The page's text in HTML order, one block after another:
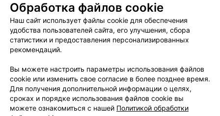
Вакансии
Публичный договор
Способы оплаты
Публичный договор по использованию сервиса
«Афиша»
Пользовательское соглашение
Связаться по вопросам сотрудничества
Написать руководителю relax.by
Персональные настройки cookie
Обработка персональных данных
Обработка файлов cookie
Наш сайт использует файлы cookie для обеспечения
удобства пользователей сайта, его улучшения, сбора
статистики и предоставления персонализированных
рекомендаций.
Вы можете настроить параметры использования файлов
cookie или изменить свое согласие в более позднее время.
Для получения дополнительной информации о целях,
сроках и порядке использования файлов cookie вы
можете ознакомиться с нашей Политикой обработки